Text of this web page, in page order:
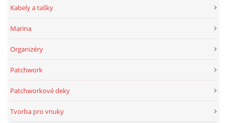
Kabely a tašky
Marina
Organizéry
Patchwork
Patchworkové deky
Tvorba pro vnuky